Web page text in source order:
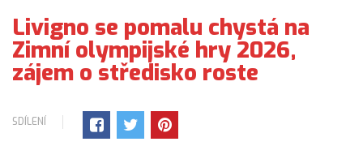
Livigno se pomalu chystá na
Zimní olympijské hry 2026,
zájem o středisko roste
SDÍLENÍ